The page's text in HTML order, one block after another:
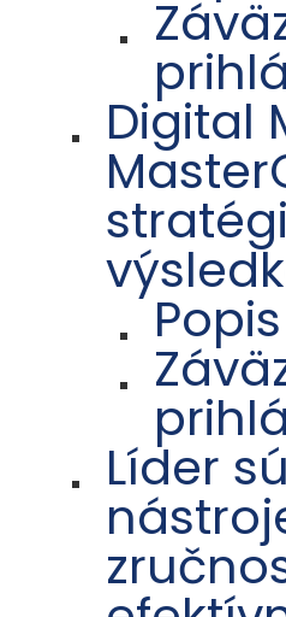
Digital
Popis
Líder